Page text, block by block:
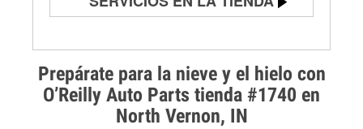
Prepárate para la nieve y el hielo con
O’Reilly Auto Parts tienda #1740 en
North Vernon, IN
Prueba de alternadores y
arrancadores
Revisión de la luz "Check Engine"